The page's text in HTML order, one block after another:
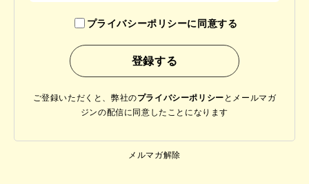
プライバシーポリシーに同意する
ご登録いただくと、弊社のプライバシーポリシー と メールマガ
ジンの配信に同意したことになります
メルマガ解除